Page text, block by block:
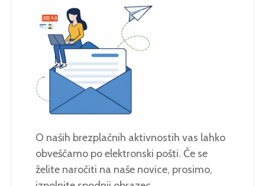
O naših brezplačnih aktivnostih vas lahko
obveščamo po elektronski pošti. Če se
želite naročiti na naše novice, prosimo,